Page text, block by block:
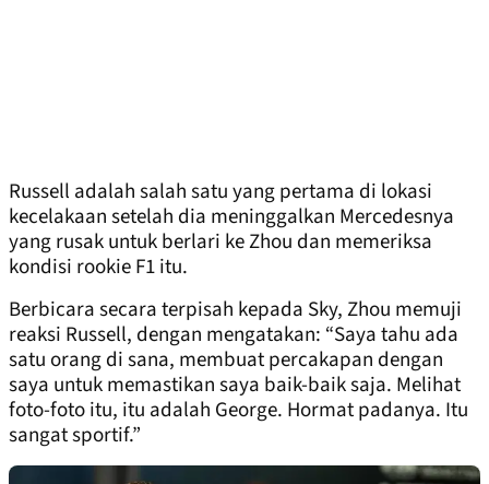
Russell adalah salah satu yang pertama di lokasi
kecelakaan setelah dia meninggalkan Mercedesnya
yang rusak untuk berlari ke Zhou dan memeriksa
kondisi rookie F1 itu.
Berbicara secara terpisah kepada Sky, Zhou memuji
reaksi Russell, dengan mengatakan: “Saya tahu ada
satu orang di sana, membuat percakapan dengan
saya untuk memastikan saya baik-baik saja. Melihat
foto-foto itu, itu adalah George. Hormat padanya. Itu
sangat sportif.”